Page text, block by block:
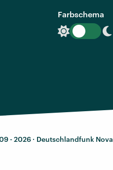
Farbschema
- 2026 · Deutschlandfunk Nova